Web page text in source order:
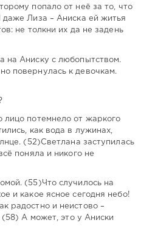
попало от неё за то, что
Лиза – Аниска ей житья
не толкни их да не задень
на Аниску с любопытством.
повернулась к девочкам.
лицо потемнело от жаркого
как вода в лужинах,
(52)Светлана заступилась
поняла и никого не
(55)Что случилось на
и какое ясное сегодня небо!
радостно и неистово –
(58) А может, это у Аниски